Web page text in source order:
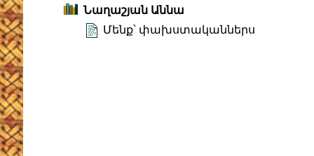
Նաղաշյան Աննա
Մենք՝ փախստականներս